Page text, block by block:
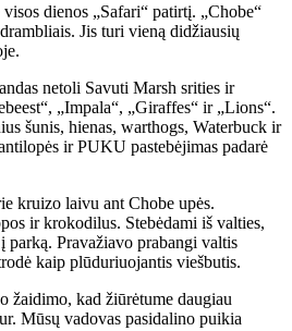
dienos „Safari“ patirtį. „Chobe“
Jis turi vieną didžiausių
netoli Savuti Marsh srities ir
„Impala“, „Giraffes“ ir „Lions“.
šunis, hienas, warthogs, Waterbuck ir
ir PUKU pastebėjimas padarė
kruizo laivu ant Chobe upės.
ir krokodilus. Stebėdami iš valties,
parką. Pravažiavo prabangi valtis
kaip plūduriuojantis viešbutis.
žaidimo, kad žiūrėtume daugiau
Mūsų vadovas pasidalino puikia